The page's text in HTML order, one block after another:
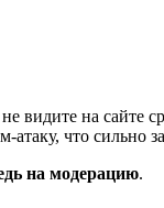
видите на сайте
что сильно
на модерацию.